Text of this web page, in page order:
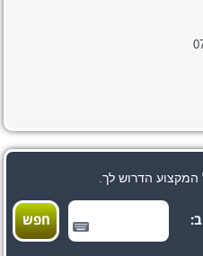
הדרוש לך.